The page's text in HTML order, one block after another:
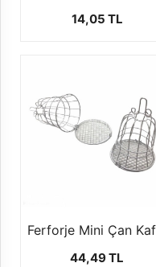
14,05 TL
44,49 TL